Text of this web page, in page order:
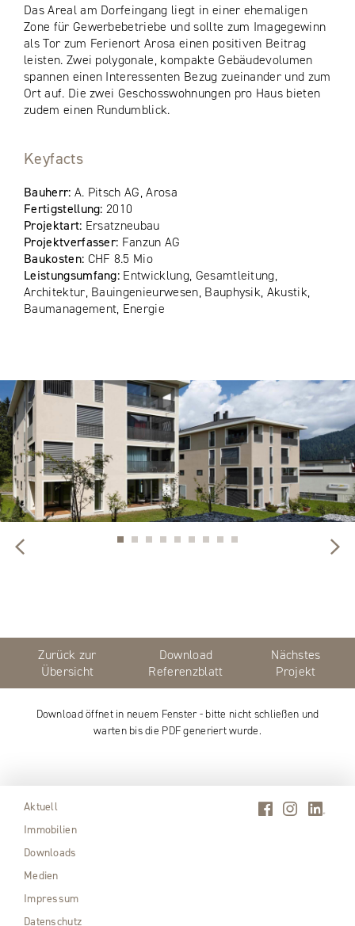
Das Areal am Dorfeingang liegt in einer ehemaligen
Zone für Gewerbebetriebe und sollte zum Imagegewinn
als Tor zum Ferienort Arosa einen positiven Beitrag
leisten. Zwei polygonale, kompakte Gebäudevolumen
spannen einen Interessenten Bezug zueinander und zum
Ort auf. Die zwei Geschosswohnungen pro Haus bieten
zudem einen Rundumblick.
Keyfacts
Bauherr: A. Pitsch AG, Arosa
Fertigstellung:2010
Projektart: Ersatzneubau
Projektverfasser: Fanzun AG
Baukosten: CHF 8.5 Mio
Leistungsumfang: Entwicklung, Gesamtleitung,
Architektur, Bauingenieurwesen, Bauphysik, Akustik,
Baumanagement, Energie
Zurück zur
Übersicht
Download
Referenzblatt
Nächstes
Projekt
Download öffnet in neuem Fenster - bitte nicht schließen und
warten bis die PDF generiert wurde.
Aktuell
Immobilien
Downloads
Medien
Impressum
Datenschutz